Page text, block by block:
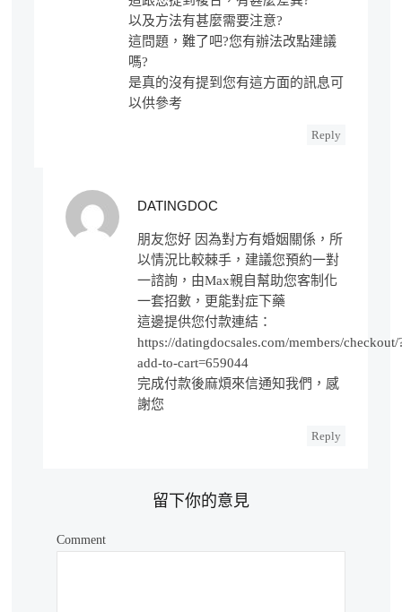
以及方法有甚麼需要注意?
這問題，難了吧?您有辦法改點建議
嗎?
是真的沒有提到您有這方面的訊息可
以供參考
Reply
DATINGDOC
朋友您好 因為對方有婚姻關係，所
以情況比較棘手，建議您預約一對
一諮詢，由Max親自幫助您客制化
一套招數，更能對症下藥
這邊提供您付款連結：
https://datingdocsales.com/members/checkout/
add-to-cart=659044
完成付款後麻煩來信通知我們，感
謝您
Reply
留下你的意見
Comment